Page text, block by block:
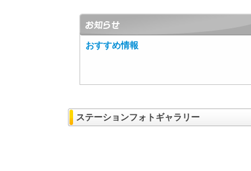
おすすめ情報
ステーションフォトギャラリー